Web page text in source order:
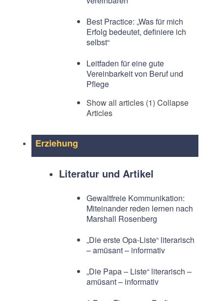
Best Practice: „Was für mich
Erfolg bedeutet, definiere ich
selbst“
Leitfaden für eine gute
Vereinbarkeit von Beruf und
Pflege
Show all articles (1) Collapse
Articles
Erziehung
Literatur und Artikel
Gewaltfreie Kommunikation:
Miteinander reden lernen nach
Marshall Rosenberg
„Die erste Opa-Liste“ literarisch
– amüsant – informativ
„Die Papa – Liste“ literarisch –
amüsant – informativ